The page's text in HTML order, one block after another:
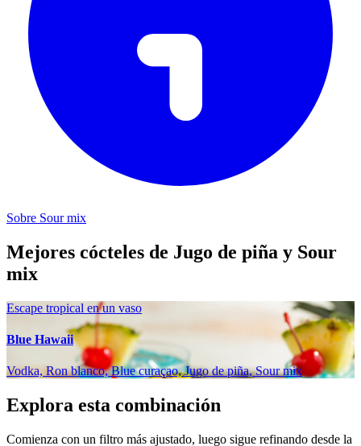
Sobre Sour mix
Mejores cócteles de Jugo de piña y Sour
mix
Escape tropical en un vaso
Blue Hawaii
Vodka, Ron blanco, Blue curaçao, Jugo de piña, Sour mix
Explora esta combinación
Comienza con un filtro más ajustado, luego sigue refinando desde la